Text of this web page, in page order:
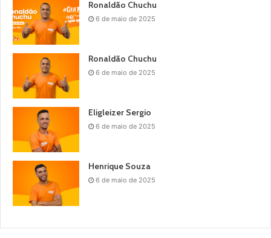
Ronaldão Chuchu
6 de maio de 2025
Ronaldão Chuchu
6 de maio de 2025
Eligleizer Sergio
6 de maio de 2025
Henrique Souza
6 de maio de 2025